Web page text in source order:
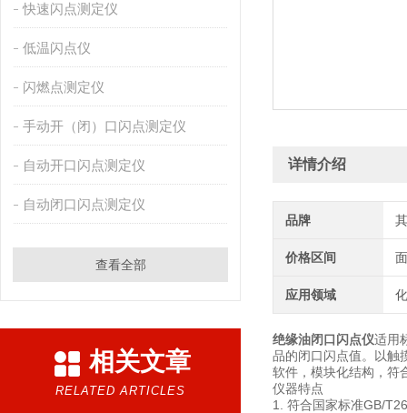
快速闪点测定仪
低温闪点仪
闪燃点测定仪
手动开（闭）口闪点测定仪
自动开口闪点测定仪
自动闭口闪点测定仪
查看全部
相关文章
RELATED ARTICLES
详情介绍
品牌
价格区间
应用领域
绝缘油闭口闪点仪适用
品的闭口闪点值。以触
软件，模块化结构，符
仪器特点
1. 符合国家标准GB/